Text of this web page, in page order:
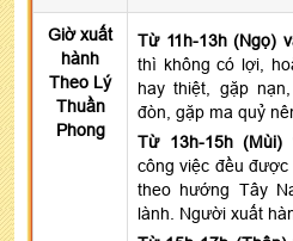
Giờ xuất
hành
Theo Lý
Thuần
Phong
Từ 11h-13h (Ngọ)
thì không có lợi,
hay thiệt, gặp
đòn, gặp ma quỷ
Từ 13h-15h
công việc đều
theo hướng Tây
lành. Người xuất